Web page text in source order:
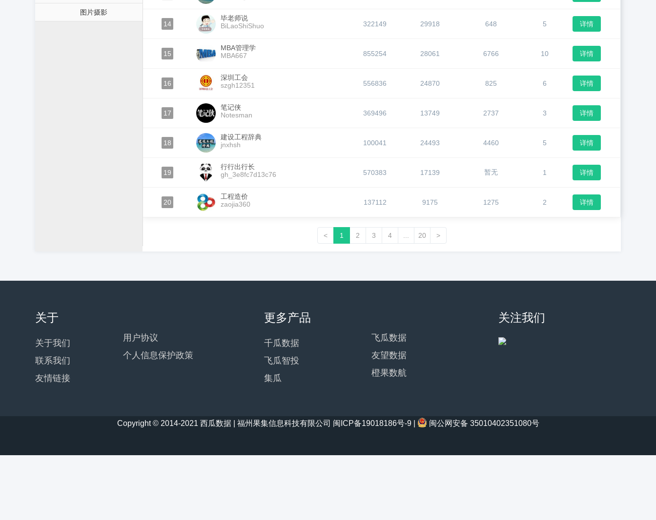
图片摄影
14
毕老师说
BiLaoShiShuo
322149 29918 648 5 详情
15
MBA管理学
MBA667
855254 28061 6766 10 详情
16
深圳工会
szgh12351
556836 24870 825 6 详情
17
笔记侠
Notesman
369496 13749 2737 3 详情
18
建设工程辞典
jnxhsh
100041 24493 4460 5 详情
19
行行出行长
gh_3e8fc7d13c76
570383 17139 暂无 1 详情
20
工程造价
zaojia360
137112 9175 1275 2 详情
< 1 2 3 4 20 >
关于
关于我们
联系我们
友情链接
用户协议
个人信息保护政策
更多产品
千瓜数据
飞瓜智投
集瓜
飞瓜数据
友望数据
橙果数航
关注我们
Copyright © 2014-2021 西瓜数据 | 福州果集信息科技有限公司 闽ICP备19018186号-9 闽公网安备 35010402351080号